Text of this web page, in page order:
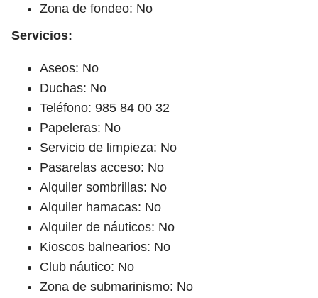
Zona de fondeo: No
Servicios:
Aseos: No
Duchas: No
Teléfono: 985 84 00 32
Papeleras: No
Servicio de limpieza: No
Pasarelas acceso: No
Alquiler sombrillas: No
Alquiler hamacas: No
Alquiler de náuticos: No
Kioscos balnearios: No
Club náutico: No
Zona de submarinismo: No